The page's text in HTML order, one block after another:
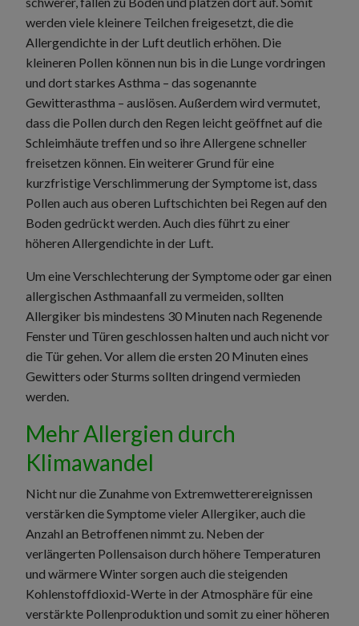
werden viele kleinere Teilchen freigesetzt, die die
Allergendichte in der Luft deutlich erhöhen. Die
kleineren Pollen können nun bis in die Lunge vordringen
und dort starkes Asthma – das sogenannte
Gewitterasthma – auslösen. Außerdem wird vermutet,
dass die Pollen durch den Regen leicht geöffnet auf die
Schleimhäute treffen und so ihre Allergene schneller
freisetzen können. Ein weiterer Grund für eine
kurzfristige Verschlimmerung der Symptome ist, dass
Pollen auch aus oberen Luftschichten bei Regen auf den
Boden gedrückt werden. Auch dies führt zu einer
höheren Allergendichte in der Luft.
Um eine Verschlechterung der Symptome oder gar einen
allergischen Asthmaanfall zu vermeiden, sollten
Allergiker bis mindestens 30 Minuten nach Regenende
Fenster und Türen geschlossen halten und auch nicht vor
die Tür gehen. Vor allem die ersten 20 Minuten eines
Gewitters oder Sturms sollten dringend vermieden
werden.
Mehr Allergien durch
Klimawandel
Nicht nur die Zunahme von Extremwetterereignissen
verstärken die Symptome vieler Allergiker, auch die
Anzahl an Betroffenen nimmt zu. Neben der
verlängerten Pollensaison durch höhere Temperaturen
und wärmere Winter sorgen auch die steigenden
Kohlenstoffdioxid-Werte in der Atmosphäre für eine
verstärkte Pollenproduktion und somit zu einer höheren